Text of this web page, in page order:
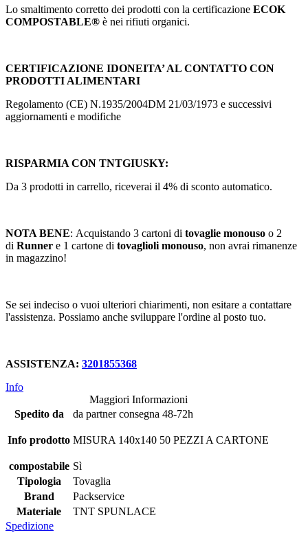
Lo smaltimento corretto dei prodotti con la certificazione ECOK
COMPOSTABLE® è nei rifiuti organici.
CERTIFICAZIONE IDONEITA’ AL CONTATTO CON
PRODOTTI ALIMENTARI
Regolamento (CE) N.1935/2004DM 21/03/1973 e successivi
aggiornamenti e modifiche
RISPARMIA CON TNTGIUSKY:
Da 3 prodotti in carrello, riceverai il 4% di sconto automatico.
NOTA BENE: Acquistando 3 cartoni di tovaglie monouso o 2
di Runner e 1 cartone di tovaglioli monouso, non avrai rimanenze
in magazzino!
Se sei indeciso o vuoi ulteriori chiarimenti, non esitare a contattare
l'assistenza. Possiamo anche sviluppare l'ordine al posto tuo.
ASSISTENZA: 3201855368
Info
Maggiori Informazioni
Spedito da
da partner consegna 48-72h
Info prodotto MISURA 140x140 50 PEZZI A CARTONE
compostabile Sì
Tipologia
Tovaglia
Brand
Packservice
Materiale
TNT SPUNLACE
Spedizione